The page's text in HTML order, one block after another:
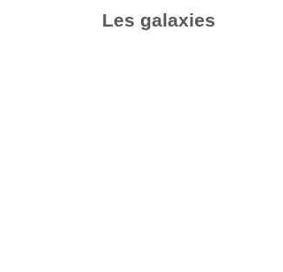
Les galaxies